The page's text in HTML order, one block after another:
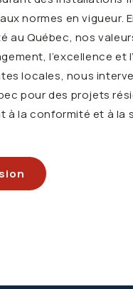
normes en vigueur.
au Québec, nos
l’excellence et
locales, nous
pour des projets
à la conformité et à la